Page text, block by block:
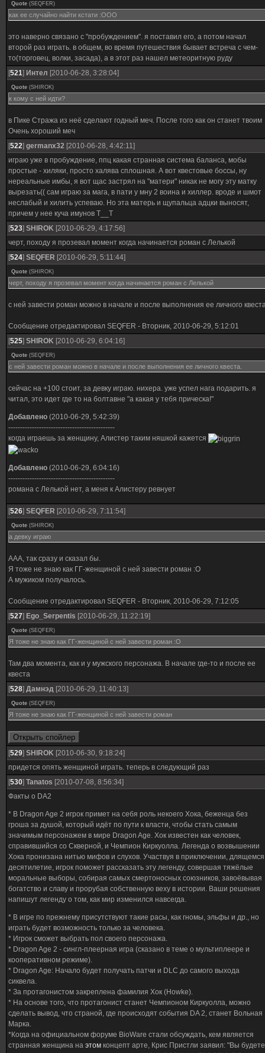
Quote (SEQFER)
как ее случайно найти кстати :ООО
это наверно связано с "пробуждением". я поставил его, а потом начал
второй раз играть. в общем, во время путешествия бывает встреча с чем-
то(торговец, волки, засада), а в этот раз нашел метеоритную руду
[521] Интел [2010-06-28, 3:28:04]
Quote (SHIROK)
к кому с ней идти?
в Пике Стража из неё сделают годный меч. После того как он станет твоим
Очень хороший меч
[522] germanx32 [2010-06-28, 4:42:11]
играю уже в пробуждение, ппц какая странная система баланса, мобы
простые - хиляки, просто халява сплошная. А вот квестовые боссы, ну
нереальные имбы, я вот щас застрял на "матери" никак не могу эту матку
вырезать(( сам играю за мага, в пати у мну 2 воина и хиллер. вроде и шмот
неслабый и хилить успеваю. Но эта матерь и щупальца адцки выносят,
причем у нее куча имунов Т__Т
[523] SHIROK [2010-06-29, 4:17:56]
черт, походу я прозевал момент когда начинается роман с Лелькой
[524] SEQFER [2010-06-29, 5:11:44]
Quote (SHIROK)
черт, походу я прозевал момент когда начинается роман с Лелькой
с ней завести роман можно в начале и после выполнения ее личного
Сообщение отредактировал SEQFER - Вторник, 2010-06-29, 5:12:01
[525] SHIROK [2010-06-29, 6:04:16]
Quote (SEQFER)
с ней завести роман можно в начале и после выполнения ее личного квеста.
сейчас на +100 стоит, за девку играю. нихера. уже успел нага подарить. я
читал, это идет где то на болтавне "а какая у тебя прическа!"
Добавлено (2010-06-29, 5:42:39)
---------------------------------------------
когда играешь за женщину, Алистер таким няшкой кажется
Добавлено (2010-06-29, 6:04:16)
---------------------------------------------
романа с Лелькой нет, а меня к Алистеру ревнует
[526] SEQFER [2010-06-29, 7:11:54]
Quote (SHIROK)
а девку играю
ААА, так сразу и сказал бы.
Я тоже не знаю как ГГ-женщиной с ней завести роман :О
А мужиком получалось.
Сообщение отредактировал SEQFER - Вторник, 2010-06-29, 7:12:05
[527] Ego_Serpentis [2010-06-29, 11:22:19]
Quote (SEQFER)
Я тоже не знаю как ГГ-женщиной с ней завести роман :О
Там два момента, как и у мужского персонажа. В начале где-то и после ее
квеста
[528] Дамнэд [2010-06-29, 11:40:13]
Quote (SEQFER)
Я тоже не знаю как ГГ-женщиной с ней завести роман
[529] SHIROK [2010-06-30, 9:18:24]
придется опять женщиной играть. теперь в следующий раз
[530] Tanatos [2010-07-08, 8:56:34]
Факты о DA2
* В Dragon Age 2 игрок примет на себя роль некоего Хока, беженца без
гроша за душой, который идёт по пути к власти, чтобы стать самым
значимым персонажем в мире Dragon Age. Хок известен как человек,
справившийся со Скверной, и Чемпион Киркуолла. Легенда о возвышении
Хока пронизана нитью мифов и слухов. Участвуя в приключении, длящемся
десятилетие, игрок поможет рассказать эту легенду, совершая тяжёлые
моральные выборы, собирая самых смертоносных союзников, завоёвывая
богатство и славу и прорубая собственную веху в истории. Ваши решения
напишут легенду о том, как мир изменился навсегда.
* В игре по прежнему присутствуют такие расы, как гномы, эльфы и др., но
играть будет возможность только за человека.
* Игрок сможет выбрать пол своего персонажа.
* Dragon Age 2 - сингл-плеерная игра (сказано в теме о мультиплеере и
кооперативном режиме).
* Dragon Age: Начало будет получать патчи и DLC до самого выхода
сиквела.
* За протагонистом закреплена фамилия Хок (Howke).
* На основе того, что протагонист станет Чемпионом Киркуолла, можно
сделать вывод, что страной, где происходят события DA 2, станет Вольная
Марка.
*Когда на официальном форуме BioWare стали обсуждать, кем является
странная женщина на этом концепт арте, Крис Пристли заявил: "Вы будете